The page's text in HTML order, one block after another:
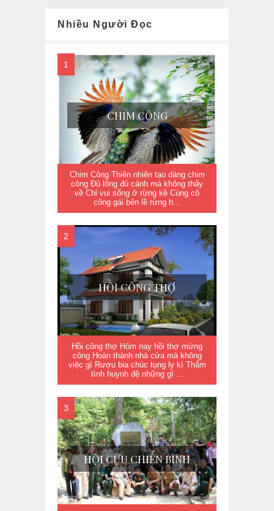
Nhiều Người Đọc
CHIM CÔNG
Chim Công Thiên nhiên tạo dáng chim
công Đủ lông đủ cánh mà không thấy
về Chỉ vui sống ở rừng kề Cùng cô
công gái bên lề rừng h...
HỒI CÔNG THỢ
Hồi công thợ Hôm nay hồi thợ mừng
công Hoàn thành nhà cửa mà không
việc gì Rượu bia chúc tụng ly kì Thắm
tình huynh đệ những gì ...
HỘI CỰU CHIẾN BINH